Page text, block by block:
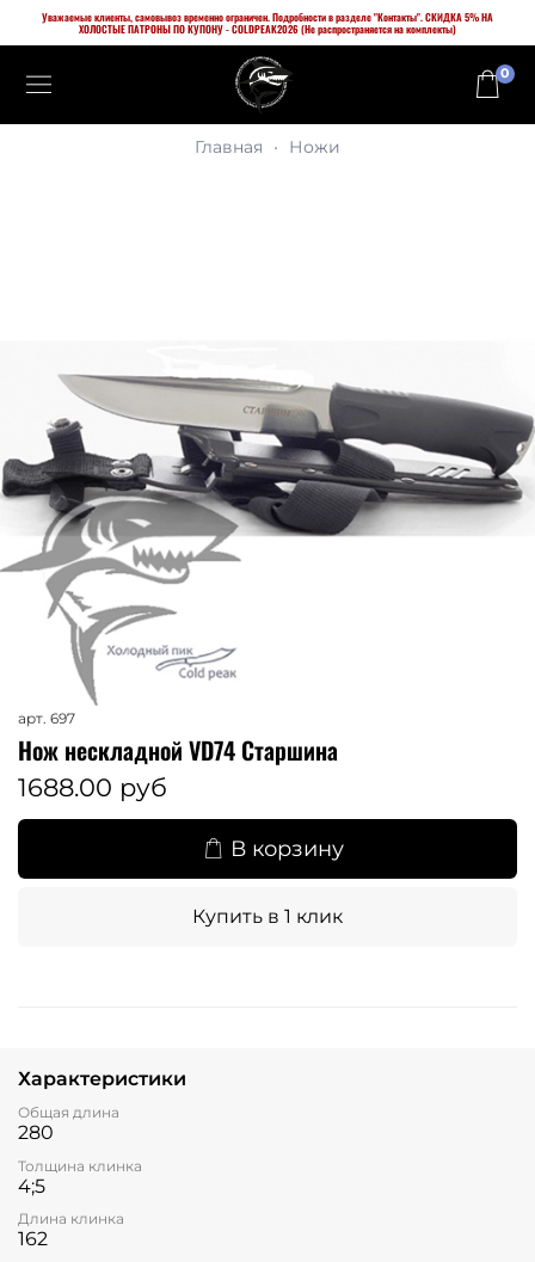
Уважаемые клиенты, самовывоз временно ограничен. Подробности в разделе "Контакты". СКИДКА 5% НА
ХОЛОСТЫЕ ПАТРОНЫ ПО КУПОНУ - COLDPEAK2026 (Не распространяется на комплекты)
0
Главная Ножи
арт. 697
Нож нескладной VD74 Старшина
1688.00 руб
В корзину
Купить в 1 клик
Характеристики
Общая длина
280
Толщина клинка
4;5
Длина клинка
162